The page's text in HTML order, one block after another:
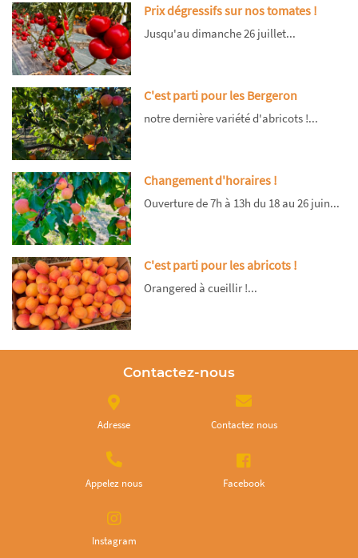
Prix dégressifs sur nos tomates !
Jusqu'au dimanche 26 juillet...
C'est parti pour les Bergeron
notre dernière variété d'abricots !...
Changement d'horaires !
Ouverture de 7h à 13h du 18 au 26 juin...
C'est parti pour les abricots !
Orangered à cueillir !...
Contactez-nous
Adresse Contactez nous
Appelez nous Facebook
Instagram